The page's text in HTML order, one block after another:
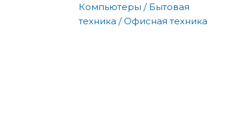
Компьютеры / Бытовая
техника / Офисная техника